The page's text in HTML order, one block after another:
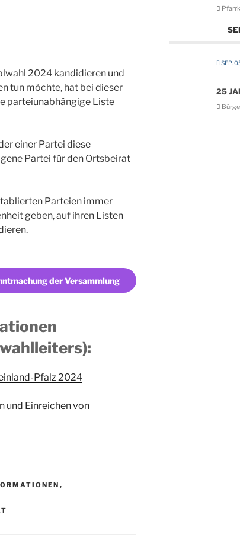
2024 kandidieren und
tun möchte, hat bei dieser
parteiunabhängige Liste
einer Partei diese
Partei für den Ortsbeirat
Parteien immer
geben, auf ihren Listen
der Versammlung
Pfalz 2024
und Einreichen von
,
SEP.
25